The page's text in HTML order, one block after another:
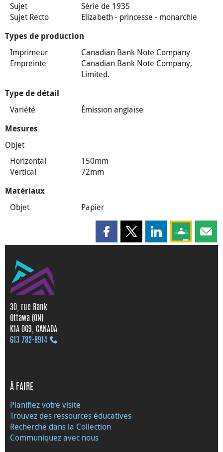
Sujet
Série de 1935
Sujet Recto
Elizabeth - princesse - monarchie
Types de production
Imprimeur
Canadian Bank Note Company
Empreinte
Canadian Bank Note Company,
Limited.
Type de détail
Variété Émission anglaise
Mesures
Objet
Horizontal
150mm
Vertical
72mm
Matériaux
Objet Papier
Partager cette page sur
Partager cette page sur X
Partager cette
Partagez
30, rue Bank
Ottawa (ON)
K1A 0G9, CANADA
613 782‑8914
À FAIRE
Planifiez votre visite
Trouvez des ressources éducatives
Recherche dans la Collection
Communiquez avec nous